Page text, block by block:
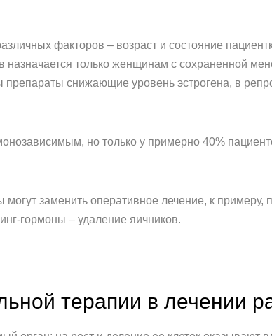
факторов – возраст и состояние
только женщинам с сохраненной
снижающие уровень эстрогена, в
но только у примерно 40%
могут заменить оперативное лечение, к
гормоны – удаление яичников.
терапии в лечении